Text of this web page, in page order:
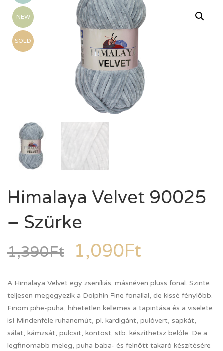
NEW
SOLD
Himalaya Velvet 90025
– Szürke
1,390Ft 1,090Ft
A Himalaya Velvet egy zseníliás, másnéven plüss fonal. Szinte
teljesen megegyezik a Dolphin Fine fonallal, de kissé fénylőbb.
Finom pihe-puha, hihetetlen kellemes a tapintása és a viselete
is! Mindenféle ruhaneműt, pl. kardigánt, pulóvert, sapkát,
sálat, kámzsát, pulcsit, köntöst, stb. készíthetsz belőle. De a
legfinomabb meleg, puha baba- és felnőtt takaró készítésére